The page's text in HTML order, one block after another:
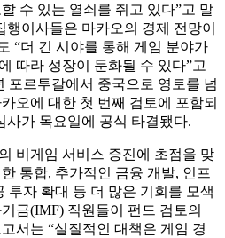
수 있는 열쇠를 쥐고 있다”고 말
이사들은 마카오의 경제 전망이
“더 긴 시야를 통해 게임 분야가
따라 성장이 둔화될 수 있다”고
포르투갈에서 중국으로 영토를 넘
오에 대한 첫 번째 검토에 포함되
사가 목요일에 공식 타결됐다.
비게임 서비스 증진에 초점을 맞
통합, 추가적인 금융 개발, 인프
투자 확대 등 더 많은 기회를 모색
금(IMF) 직원들이 펀드 검토의
서는 “실질적인 대책은 게임 경